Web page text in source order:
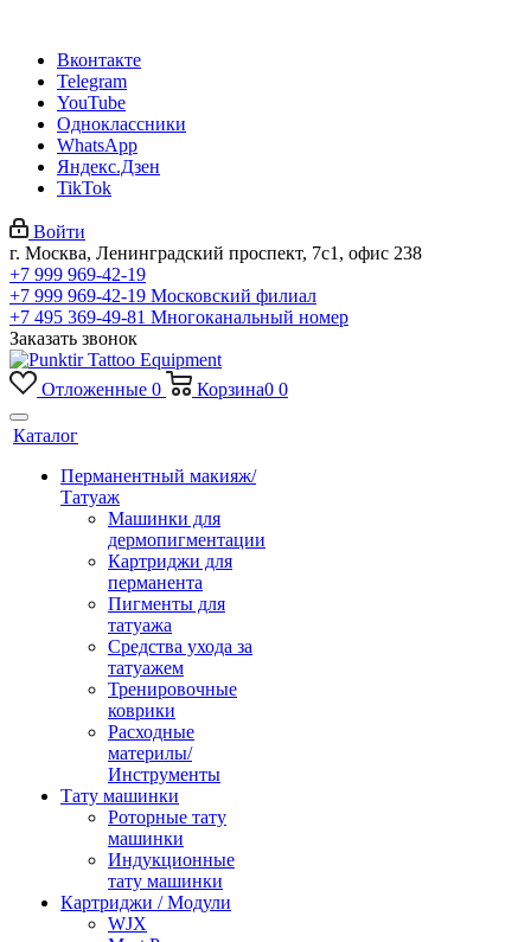
Вконтакте
Telegram
YouTube
Одноклассники
WhatsApp
Яндекс.Дзен
TikTok
Войти
г. Москва, Ленинградский проспект, 7с1, офис 238
+7 999 969-42-19
+7 999 969-42-19 Московский филиал
+7 495 369-49-81 Многоканальный номер
Заказать звонок
Отложенные 0 Корзина0 0
Каталог
Перманентный макияж/
Татуаж
Машинки для
дермопигментации
Картриджи для
перманента
Пигменты для
татуажа
Средства ухода за
татуажем
Тренировочные
коврики
Расходные
материлы/
Инструменты
Тату машинки
Роторные тату
машинки
Индукционные
тату машинки
Картриджи / Модули
WJX